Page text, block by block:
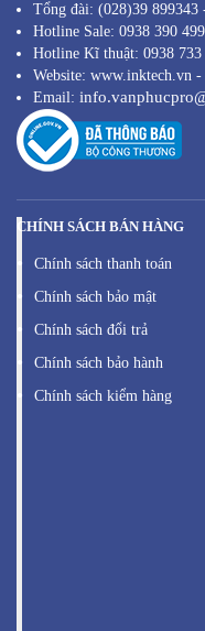
Tổng đài: (028)39 899343
Hotline Sale: 0938 390 499
Hotline Kĩ thuật: 0938 733
Website: www.inktech.vn
Email:
CHÍNH SÁCH BÁN HÀNG
Chính sách thanh toán
Chính sách bảo mật
Chính sách đổi trả
Chính sách bảo hành
Chính sách kiểm hàng